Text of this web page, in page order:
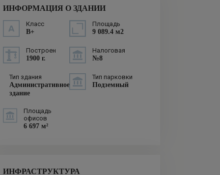
ИНФОРМАЦИЯ О ЗДАНИИ
Класс
B+
Площадь
9 089.4 м2
Построен
1900 г.
Налоговая
№8
Тип здания
Административное
здание
Тип парковки
Подземный
Площадь
офисов
6 697 м²
ИНФРАСТРУКТУРА